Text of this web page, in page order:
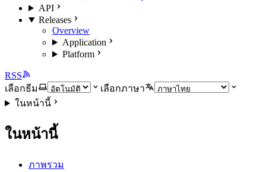
API
Releases
Overview
Application
Platform
RSS
เลือกธีม
เลือกภาษา
ในหน้านี้
ในหน้านี้
ภาพรวม